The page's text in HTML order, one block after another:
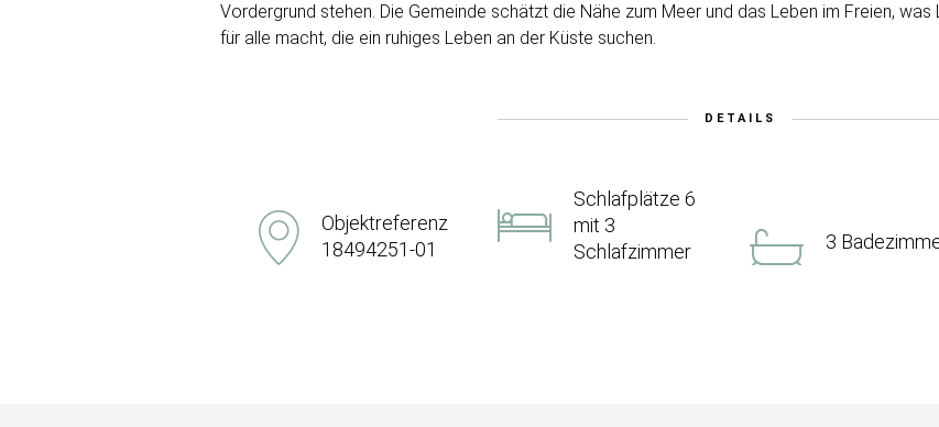
Vordergrund stehen. Die Gemeinde schätzt die Nähe zum Meer und das Leben im Freien,
für alle macht, die ein ruhiges Leben an der Küste suchen.
DETAILS
Objektreferenz
18494251-01
Schlafplätze 6
mit 3
Schlafzimmer
3